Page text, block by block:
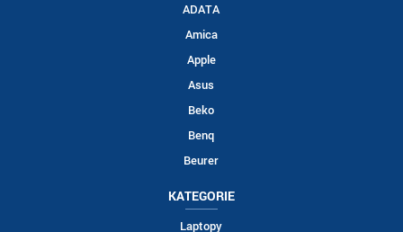
ADATA
Amica
Apple
Asus
Beko
Benq
Beurer
KATEGORIE
Laptopy